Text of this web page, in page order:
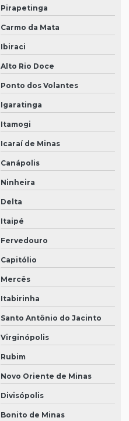
Pirapetinga
Carmo da Mata
Ibiraci
Alto Rio Doce
Ponto dos Volantes
Igaratinga
Itamogi
Icaraí de Minas
Canápolis
Ninheira
Delta
Itaipé
Fervedouro
Capitólio
Mercês
Itabirinha
Santo Antônio do Jacinto
Virginópolis
Rubim
Novo Oriente de Minas
Divisópolis
Bonito de Minas